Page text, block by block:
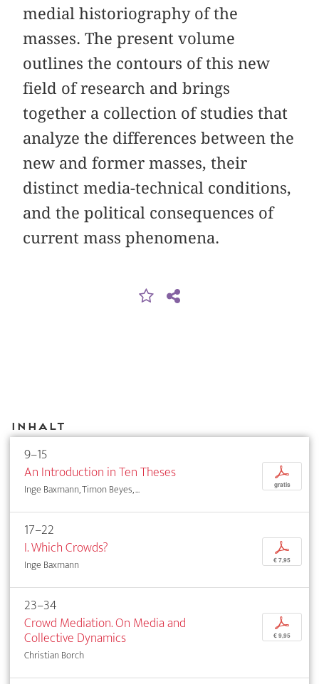
medial historiography of the
masses. The present volume
outlines the contours of this new
field of research and brings
together a collection of studies that
analyze the differences between the
new and former masses, their
distinct media-technical conditions,
and the political consequences of
current mass phenomena.
Inhalt
9–15
An Introduction in Ten Theses
Inge Baxmann, Timon Beyes, ...
p
gratis
17–22
I. Which Crowds?
Inge Baxmann
p
€ 7,95
23–34
Crowd Mediation. On Media and
Collective Dynamics
Christian Borch
p
€ 9,95